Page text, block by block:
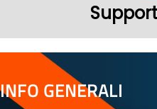
INFO GENERALI